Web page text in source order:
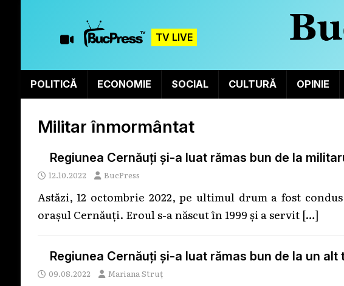
TV LIVE
POLITICĂ ECONOMIE SOCIAL CULTURĂ OPINIE
Militar înmormântat
Regiunea Cernăuți și-a luat rămas bun de la
12.10.2022 BucPress
Astăzi, 12 octombrie 2022, pe ultimul drum a fost
orașul Cernăuți. Eroul s-a născut în 1999 și a servit […]
Regiunea Cernăuți și-a luat rămas bun de la un
09.08.2022 Mariana Struț